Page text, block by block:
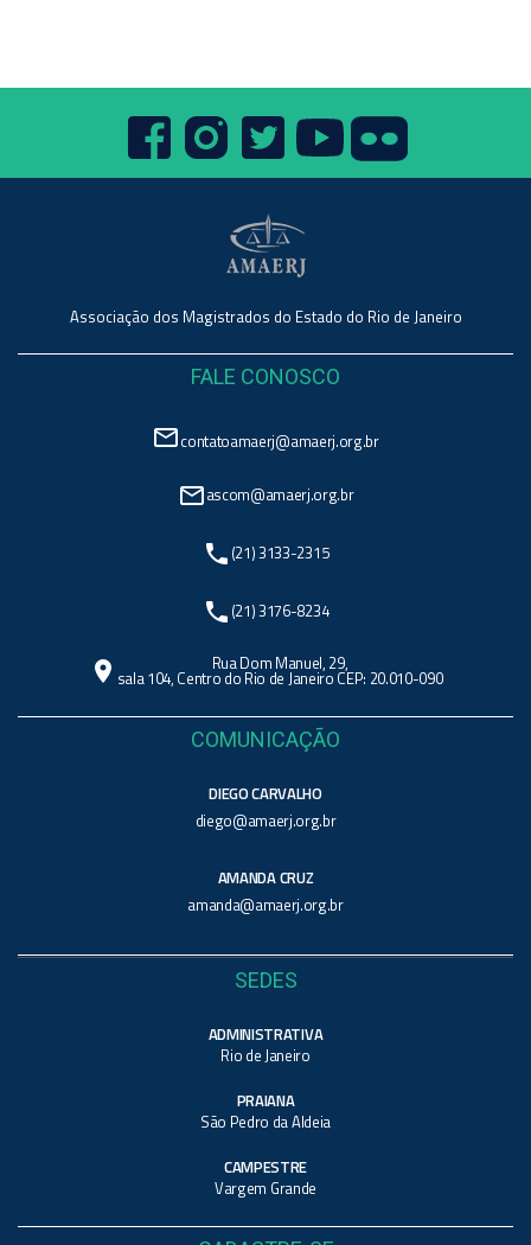
Associação dos Magistrados do Estado do Rio de Janeiro
FALE CONOSCO
mail_outlinecontatoamaerj@amaerj.org.br
mail_outlineascom@amaerj.org.br
phone (21) 3133-2315
phone (21) 3176-8234
location_on Rua Dom Manuel, 29,
sala 104, Centro do Rio de Janeiro CEP: 20.010-090
COMUNICAÇÃO
DIEGO CARVALHO
diego@amaerj.org.br
AMANDA CRUZ
amanda@amaerj.org.br
SEDES
ADMINISTRATIVA
Rio de Janeiro
PRAIANA
São Pedro da Aldeia
CAMPESTRE
Vargem Grande